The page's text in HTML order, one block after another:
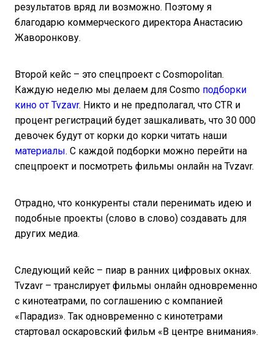
результатов вряд ли возможно. Поэтому я
благодарю коммерческого директора Анастасию
Жаворонкову.
Второй кейс – это спецпроект с Cosmopolitan.
Каждую неделю мы делаем для Cosmo подборки
кино от Tvzavr. Никто и не предполагал, что CTR и
процент регистраций будет зашкаливать, что 30 000
девочек будут от корки до корки читать наши
материалы. С каждой подборки можно перейти на
спецпроект и посмотреть фильмы онлайн на Tvzavr.
Отрадно, что конкуренты стали перенимать идею и
подобные проекты (слово в слово) создавать для
других медиа.
Следующий кейс – пиар в ранних цифровых окнах.
Tvzavr – транслирует фильмы онлайн одновременно
с кинотеатрами, по соглашению с компанией
«Парадиз». Так одновременно с кинотетрами
стартовал оскаровский фильм «В центре внимания».